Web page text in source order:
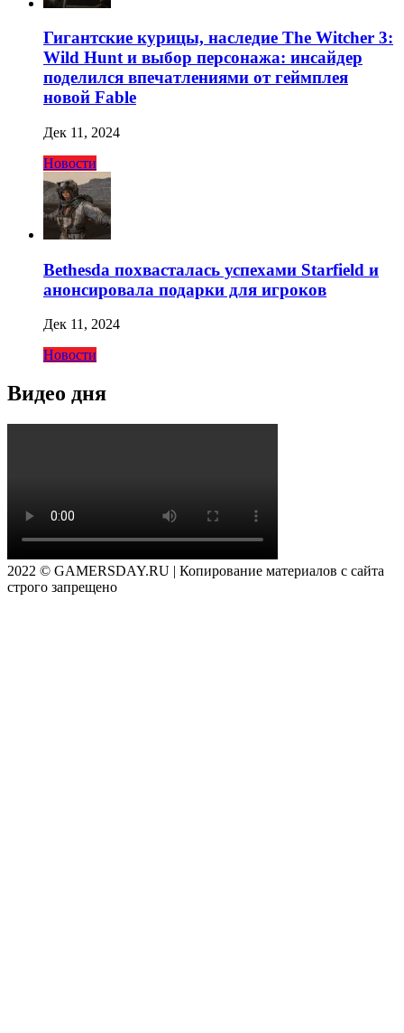
Гигантские курицы, наследие The Witcher 3:
Wild Hunt и выбор персонажа: инсайдер
поделился впечатлениями от геймплея
новой Fable
Дек 11, 2024
Новости
Bethesda похвасталась успехами Starfield и
анонсировала подарки для игроков
Дек 11, 2024
Новости
Видео дня
2022 © GAMERSDAY.RU | Копирование материалов с сайта
строго запрещено